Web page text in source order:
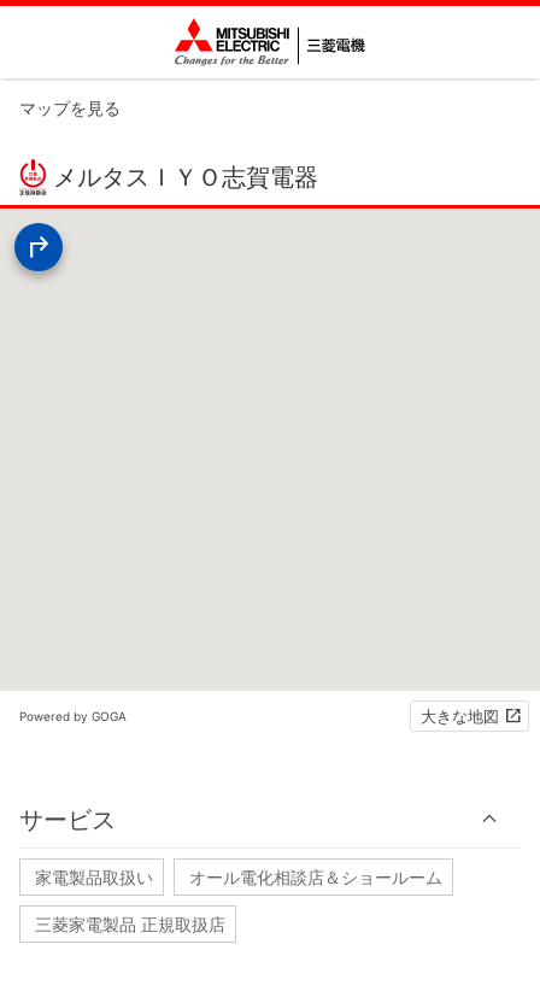
マップを見る
メルタスＩＹＯ志賀電器
Powered by GOGA 大きな地図
サービス
家電製品取扱い オール電化相談店＆ショールーム
三菱家電製品 正規取扱店